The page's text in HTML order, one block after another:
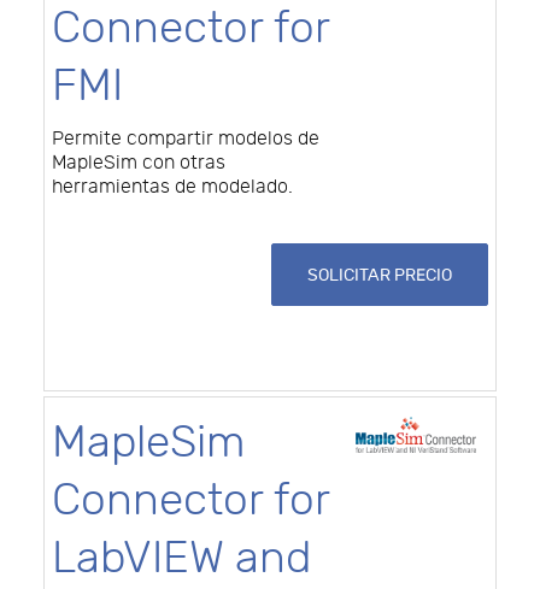
Connector for
FMI
Permite compartir modelos de
MapleSim con otras
herramientas de modelado.
SOLICITAR PRECIO
MapleSim
Connector for
LabVIEW and